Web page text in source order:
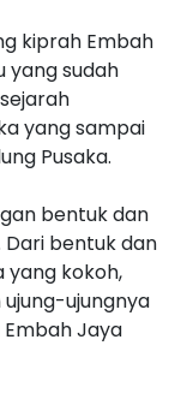
kiprah Embah
yang sudah
yang sampai
Pusaka.
bentuk dan
Dari bentuk dan
yang kokoh,
ujungnya
Jaya